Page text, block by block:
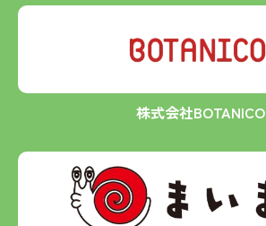
株式会社BOTANICO